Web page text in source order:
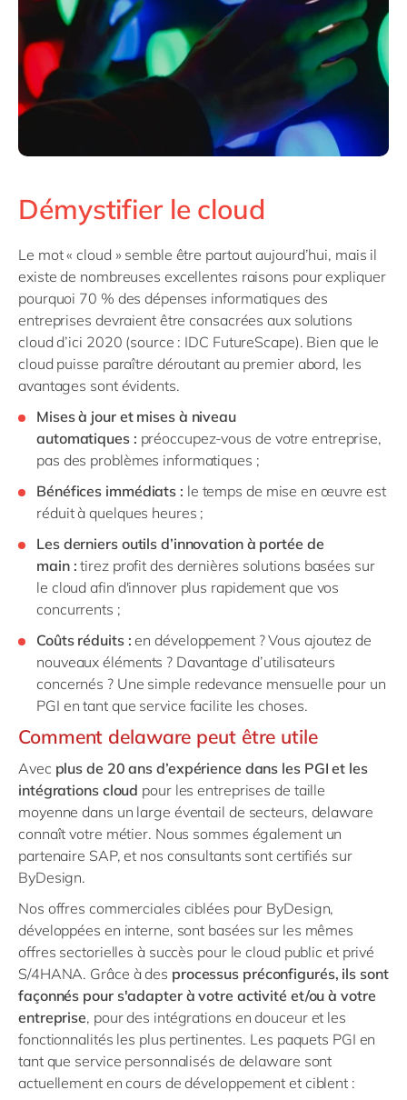
Démystifier le cloud
Le mot « cloud » semble être partout aujourd’hui, mais il
existe de nombreuses excellentes raisons pour expliquer
pourquoi 70 % des dépenses informatiques des
entreprises devraient être consacrées aux solutions
cloud d’ici 2020 (source : IDC FutureScape). Bien que le
cloud puisse paraître déroutant au premier abord, les
avantages sont évidents.
Mises à jour et mises à niveau
automatiques : préoccupez-vous de votre entreprise,
pas des problèmes informatiques ;
Bénéfices immédiats : le temps de mise en œuvre est
réduit à quelques heures ;
Les derniers outils d’innovation à portée de
main : tirez profit des dernières solutions basées sur
le cloud afin d'innover plus rapidement que vos
concurrents ;
Coûts réduits : en développement ? Vous ajoutez de
nouveaux éléments ? Davantage d’utilisateurs
concernés ? Une simple redevance mensuelle pour un
PGI en tant que service facilite les choses.
Comment delaware peut être utile
Avec plus de 20 ans d’expérience dans les PGI et les
intégrations cloud pour les entreprises de taille
moyenne dans un large éventail de secteurs, delaware
connaît votre métier. Nous sommes également un
partenaire SAP, et nos consultants sont certifiés sur
ByDesign.
Nos offres commerciales ciblées pour ByDesign,
développées en interne, sont basées sur les mêmes
offres sectorielles à succès pour le cloud public et privé
S/4HANA. Grâce à des processus préconfigurés, ils sont
façonnés pour s'adapter à votre activité et/ou à votre
entreprise, pour des intégrations en douceur et les
fonctionnalités les plus pertinentes. Les paquets PGI en
tant que service personnalisés de delaware sont
actuellement en cours de développement et ciblent :